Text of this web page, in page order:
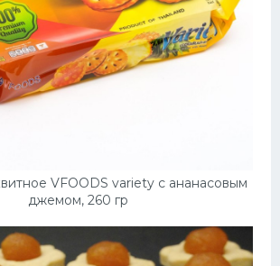
VFOODS variety с ананасовым
джемом, 260 гр